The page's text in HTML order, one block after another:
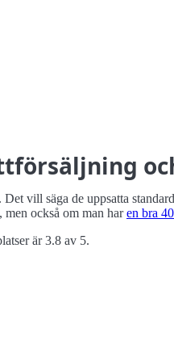
vill säga de uppsatta
men också om man haren bra
är 3.8 av 5.